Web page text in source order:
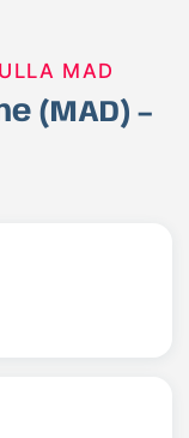
MAD
(MAD) –